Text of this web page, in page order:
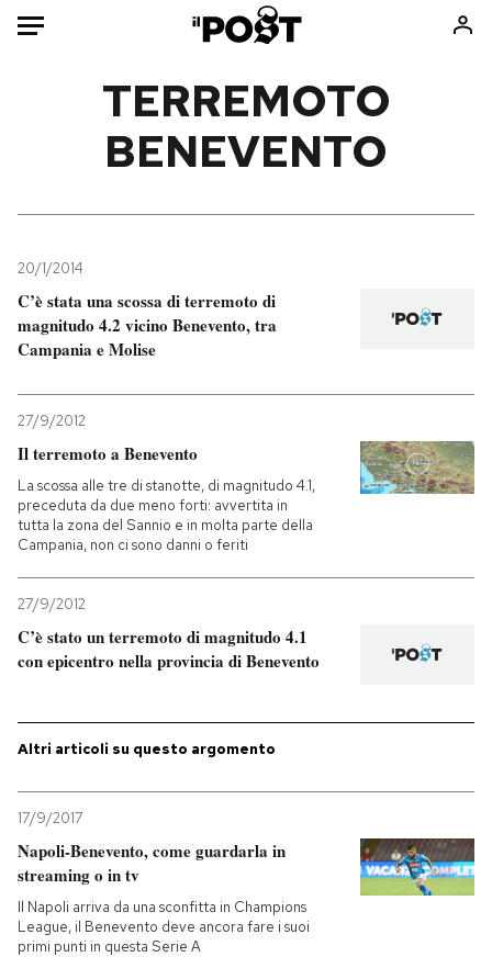
Mondo
Tecnologia
Internet
Scienza
Libri
Mondiali calcio 2026
PODCAST
NEWSLETTER
SHOP
CALENDARIO
AREA PERSONALE
Entra
TERREMOTO
BENEVENTO
20/1/2014
C’è stata una scossa di terremoto di
magnitudo 4.2 vicino Benevento, tra
Campania e Molise
27/9/2012
Il terremoto a Benevento
La scossa alle tre di stanotte, di magnitudo 4.1,
preceduta da due meno forti: avvertita in
tutta la zona del Sannio e in molta parte della
Campania, non ci sono danni o feriti
27/9/2012
C’è stato un terremoto di magnitudo 4.1
con epicentro nella provincia di Benevento
Altri articoli su questo argomento
17/9/2017
Napoli-Benevento, come guardarla in
streaming o in tv
Il Napoli arriva da una sconfitta in Champions
League, il Benevento deve ancora fare i suoi
primi punti in questa Serie A